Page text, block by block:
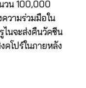
วน 100,000
ความร่วมมือใน
ไนจะส่งคืนวัคซีน
คโปร์ในภายหลัง